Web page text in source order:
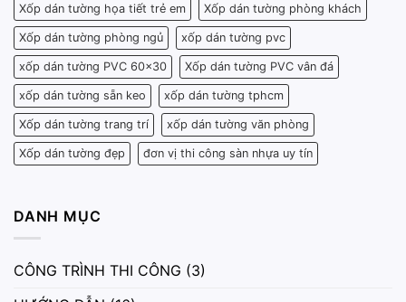
Xốp dán tường họa tiết trẻ em Xốp dán tường phòng khách
Xốp dán tường phòng ngủ xốp dán tường pvc
xốp dán tường PVC 60x30 Xốp dán tường PVC vân đá
xốp dán tường sẵn keo xốp dán tường tphcm
Xốp dán tường trang trí xốp dán tường văn phòng
Xốp dán tường đẹp đơn vị thi công sàn nhựa uy tín
DANH MỤC
CÔNG TRÌNH THI CÔNG (3)